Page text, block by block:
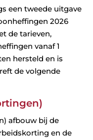
een tweede uitgave
2026
de tarieven,
vanaf 1
hersteld en is
de volgende
afbouw bij de
en de